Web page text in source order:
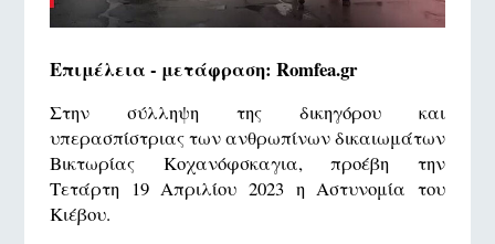
Επιμέλεια - μετάφραση: Romfea.gr
Στην σύλληψη της δικηγόρου και
υπερασπίστριας των ανθρωπίνων δικαιωμάτων
Βικτωρίας Κοχανόφσκαγια, προέβη την
Τετάρτη 19 Απριλίου 2023 η Αστυνομία του
Κιέβου.